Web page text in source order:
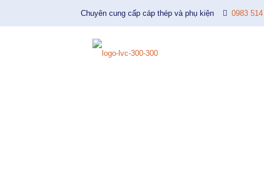
Chuyên cung cấp cáp thép và phụ kiện 0983